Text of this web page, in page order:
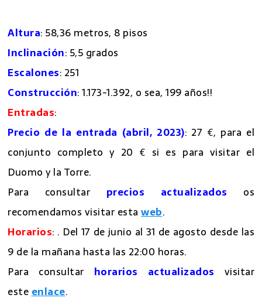
Altura: 58,36 metros, 8 pisos
Inclinación : 5,5 grados
Escalones: 251
Construcción
Entradas:
Precio de la entrada (abril, 2023): 27 €, para el
conjunto completo y 20 € si es para visitar el
Duomo y la Torre.
Para consultarprecios actualizados
recomendamos visitar estaweb.
Horarios: . Del 17 de junio al 31 de agosto desde las
9 de la mañana hasta las 22:00 horas.
Para consultar